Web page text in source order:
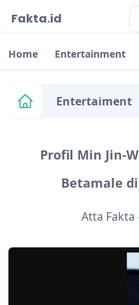
Fakta.id
Home Entertainment
Entertaiment
Profil Min Jin-
Betamale
Atta Fakta